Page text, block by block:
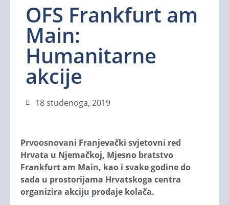
OFS Frankfurt am
Main:
Humanitarne
akcije
18 studenoga, 2019
Prvoosnovani Franjevački svjetovni red
Hrvata u Njemačkoj, Mjesno bratstvo
Frankfurt am Main, kao i svake godine do
sada u prostorijama Hrvatskoga centra
organizira akciju prodaje kolača.